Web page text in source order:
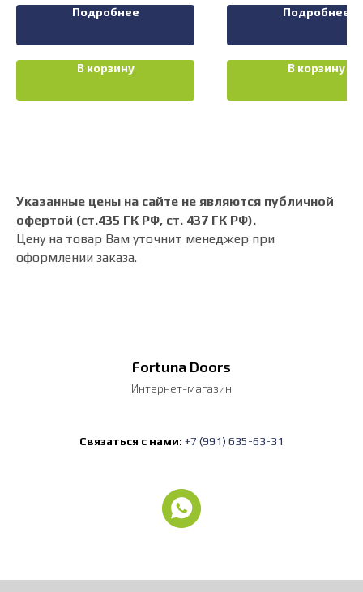
Подробнее
В корзину
Подробнее
В корзину
Указанные цены на сайте не являются публичной
офертой (ст.435 ГК РФ, cт. 437 ГК РФ).
Цену на товар Вам уточнит менеджер при
оформлении заказа.
Fortuna Doors
Интернет-магазин
Связаться с нами: +7 (991) 635-63-31